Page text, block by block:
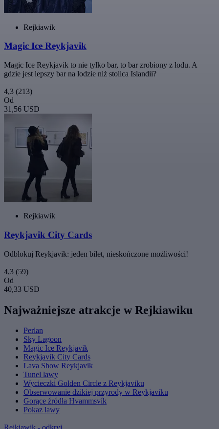
Rejkiawik
Magic Ice Reykjavik
Magic Ice Reykjavik to nie tylko bar, to bar zrobiony z lodu. A
gdzie jest lepszy bar na lodzie niż stolica Islandii?
4,3 (213)
Od
31,56 USD
Rejkiawik
Reykjavik City Cards
Odblokuj Reykjavik: jeden bilet, nieskończone możliwości!
4,3 (59)
Od
40,33 USD
Najważniejsze atrakcje w Rejkiawiku
Perlan
Sky Lagoon
Magic Ice Reykjavik
Reykjavik City Cards
Lava Show Reykjavik
Tunel lawy
Wycieczki Golden Circle z Reykjaviku
Obserwowanie dzikiej przyrody w Reykjaviku
Gorące źródła Hvammsvík
Pokaz lawy